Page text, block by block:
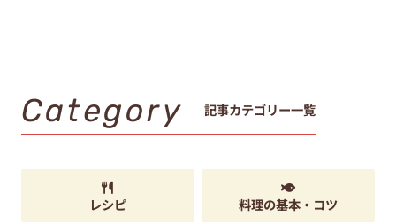
Category 記事カテゴリー一覧
レシピ 料理の基本・コツ